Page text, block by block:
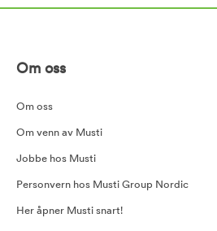
Om oss
Om oss
Om venn av Musti
Jobbe hos Musti
Personvern hos Musti Group Nordic
Her åpner Musti snart!